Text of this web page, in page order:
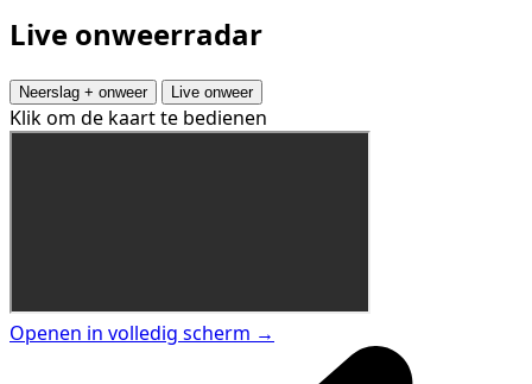
Live onweerradar
Neerslag + onweer Live onweer
Klik om de kaart te bedienen
Openen in volledig scherm →